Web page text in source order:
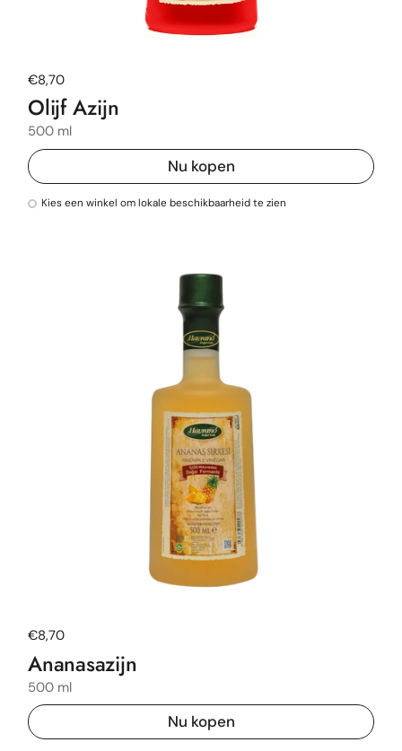
Normale prijs
€8,70
Olijf Azijn
500 ml
Nu kopen
Kies een winkel om lokale beschikbaarheid te zien
Normale prijs
€8,70
Ananasazijn
500 ml
Nu kopen